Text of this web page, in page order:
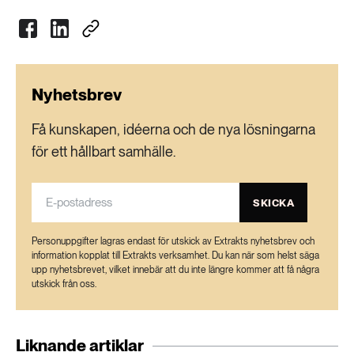
Nyhetsbrev
Få kunskapen, idéerna och de nya lösningarna
för ett hållbart samhälle.
SKICKA
Personuppgifter lagras endast för utskick av Extrakts nyhetsbrev och
information kopplat till Extrakts verksamhet. Du kan när som helst säga
upp nyhetsbrevet, vilket innebär att du inte längre kommer att få några
utskick från oss.
Liknande artiklar